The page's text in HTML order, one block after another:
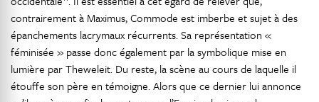
contrairement à Maximus, Commode est imberbe et sujet à des
épanchements lacrymaux récurrents. Sa représentation «
féminisée » passe donc également par la symbolique mise en
lumière par Theweleit. Du reste, la scène au cours de laquelle il
étouffe son père en témoigne. Alors que ce dernier lui annonce